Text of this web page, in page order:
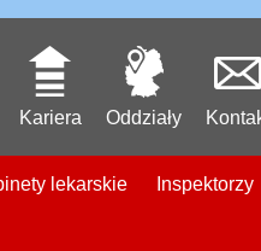
Kariera Oddziały
lekarskie Inspektorzy